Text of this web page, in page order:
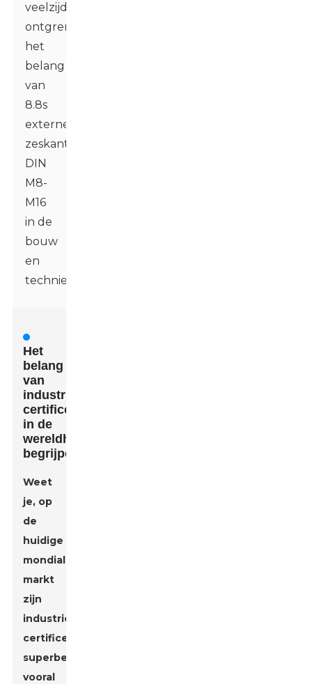
veelzijdigheid
ontgrendelen:
het
belang
van
8.8s
externe
zeskantbouten
DIN
M8-
M16
in de
bouw
en
techniek
Het
belang
van
industriële
certificeringen
in de
wereldhandel
begrijpen
Weet
je, op
de
huidige
mondiale
markt
zijn
industriële
certificeringen
superbelangrijk,
vooral